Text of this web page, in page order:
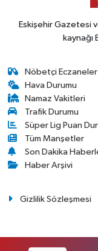
Eskişehir Gazetesi
kaynağı
Nöbetçi Eczaneler
Hava Durumu
Namaz Vakitleri
Trafik Durumu
Süper Lig Puan
Tüm Manşetler
Son Dakika
Haber Arşivi
Gizlilik Sözleşmesi